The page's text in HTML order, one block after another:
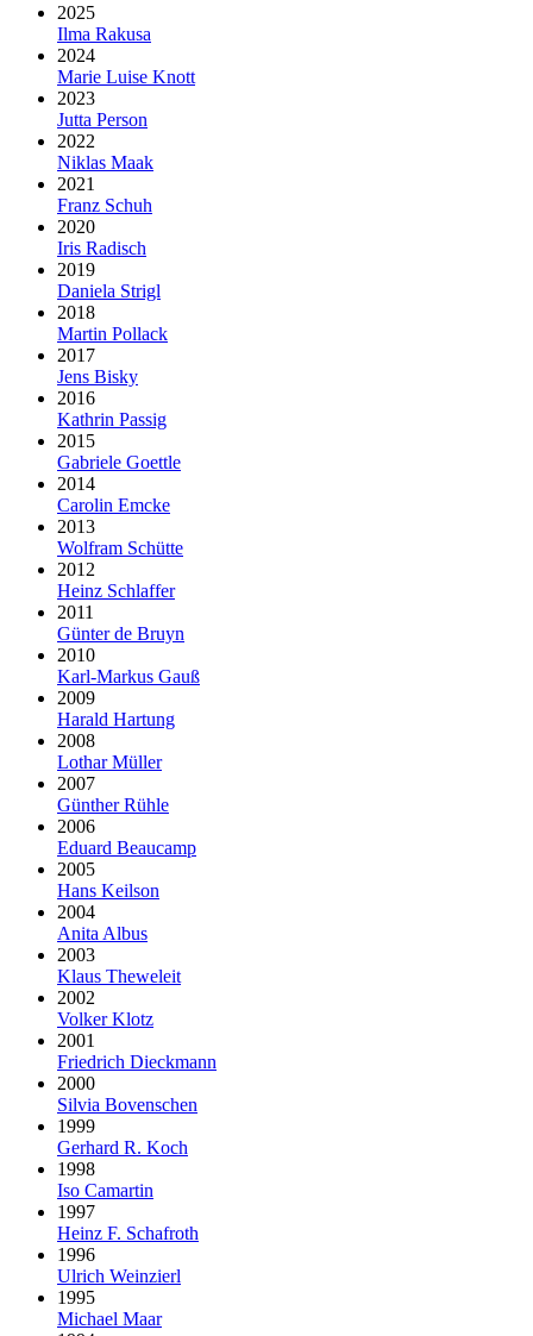
2025
Ilma Rakusa
2024
Marie Luise Knott
2023
Jutta Person
2022
Niklas Maak
2021
Franz Schuh
2020
Iris Radisch
2019
Daniela Strigl
2018
Martin Pollack
2017
Jens Bisky
2016
Kathrin Passig
2015
Gabriele Goettle
2014
Carolin Emcke
2013
Wolfram Schütte
2012
Heinz Schlaffer
2011
Günter de Bruyn
2010
Karl-Markus Gauß
2009
Harald Hartung
2008
Lothar Müller
2007
Günther Rühle
2006
Eduard Beaucamp
2005
Hans Keilson
2004
Anita Albus
2003
Klaus Theweleit
2002
Volker Klotz
2001
Friedrich Dieckmann
2000
Silvia Bovenschen
1999
Gerhard R. Koch
1998
Iso Camartin
1997
Heinz F. Schafroth
1996
Ulrich Weinzierl
1995
Michael Maar